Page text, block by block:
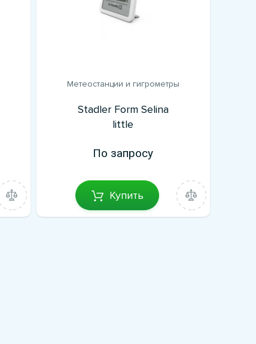
Метеостанции и гигрометры
Stadler Form Selina
little
По запросу
Купить